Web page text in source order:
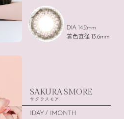
SAKURA SMORE
サクラスモア